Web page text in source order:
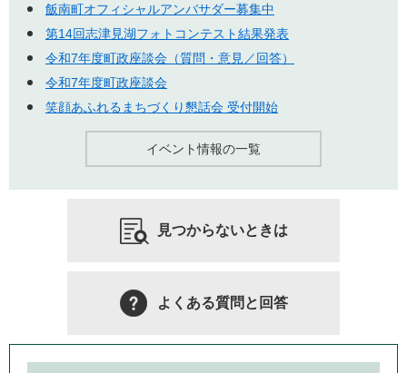
飯南町オフィシャルアンバサダー募集中
第14回志津見湖フォトコンテスト結果発表
令和7年度町政座談会（質問・意見／回答）
令和7年度町政座談会
笑顔あふれるまちづくり懇話会 受付開始
イベント情報の一覧
見つからないときは
よくある質問と回答